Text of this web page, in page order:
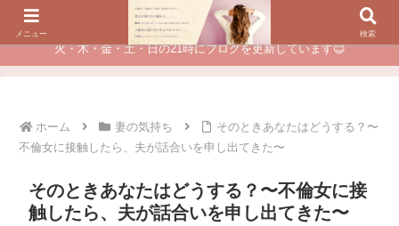
夫に不倫されたつらい経験が、あなたのチャンスに変わるカウンセリング
火・木・金・土・日の21時にブログを更新しています😊
ホーム 妻の気持ち
そのときあなたはどうする？〜
不倫女に接触したら、夫が話合いを申し出てきた〜
そのときあなたはどうする？〜不倫女に接
触したら、夫が話合いを申し出てきた〜
メニュー 検索